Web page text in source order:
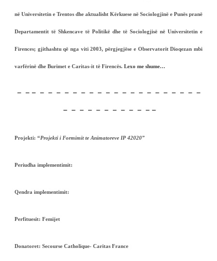
në Universitetin e Trentos dhe aktualisht Kërkuese në Sociologjinë e Punës pranë
Departamentit të Shkencave të Politikë dhe të Sociologjisë në Universitetin e
Firences; gjithashtu që nga viti 2003, përgjegjëse e Observatorit Dioqezan mbi
varfërinë dhe Burimet e Caritas-it të Firencës. Lexo me shume…
– – – – – – – – – – – – – – – – – – – – – – –
– – – – – – – – – – – –
Projekti: “Projekti i Formimit te Animatoreve IP 42020”
Periudha implementimit:
Qendra implementimit:
Perfituesit: Femijet
Donatoret: Secourse Catholique- Caritas France